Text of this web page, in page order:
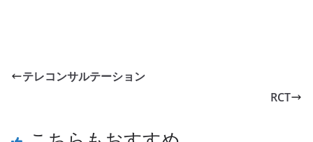
テレコンサルテーション
RCT